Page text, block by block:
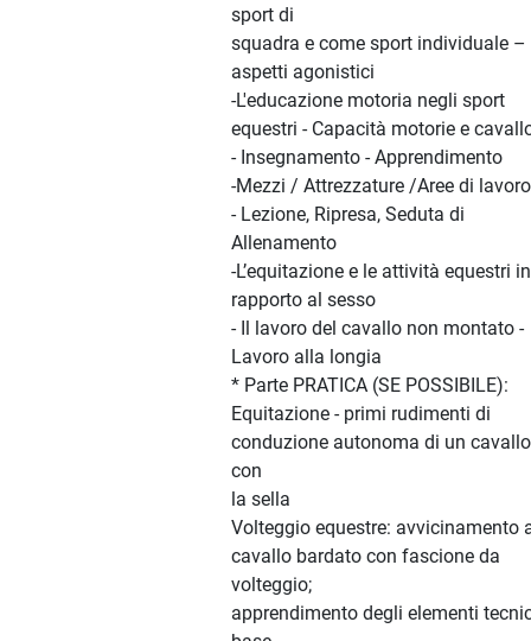
sport di
squadra e come sport individuale –
aspetti agonistici
-L'educazione motoria negli sport
equestri - Capacità motorie e
- Insegnamento - Apprendimento
-Mezzi / Attrezzature /Aree di lavoro
- Lezione, Ripresa, Seduta di
Allenamento
-L’equitazione e le attività equestri in
rapporto al sesso
- Il lavoro del cavallo non montato -
Lavoro alla longia
* Parte PRATICA (SE POSSIBILE):
Equitazione - primi rudimenti di
conduzione autonoma di un cavallo
con
la sella
Volteggio equestre: avvicinamento
cavallo bardato con fascione da
volteggio;
apprendimento degli elementi